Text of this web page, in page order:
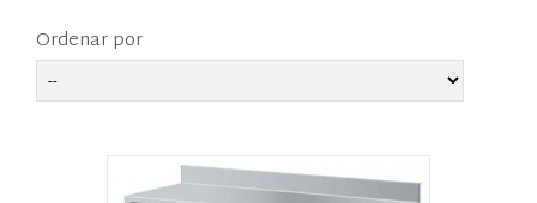
Ordenar por